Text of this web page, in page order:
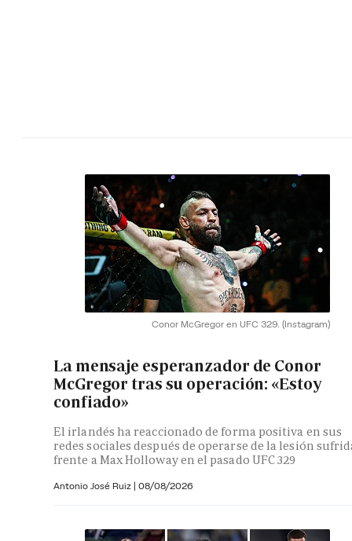
Conor McGregor en UFC 329. (Instagram)
La mensaje esperanzador de Conor
McGregor tras su operación: «Estoy
confiado»
El irlandés ha reaccionado de forma positiva en sus
redes sociales después de operarse de la lesión
frente a Max Holloway en el pasado UFC 329
Antonio José Ruiz | 08/08/2026